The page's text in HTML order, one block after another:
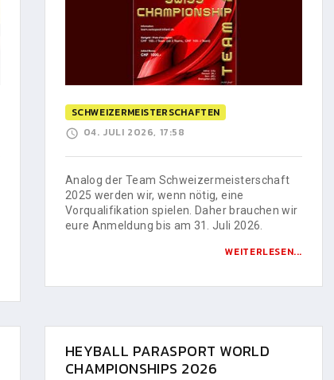
SCHWEIZERMEISTERSCHAFTEN
04. JULI 2026, 17:58
Analog der Team Schweizermeisterschaft
2025 werden wir, wenn nötig, eine
Vorqualifikation spielen. Daher brauchen wir
eure Anmeldung bis am 31. Juli 2026.
WEITERLESEN...
HEYBALL PARASPORT WORLD
CHAMPIONSHIPS 2026